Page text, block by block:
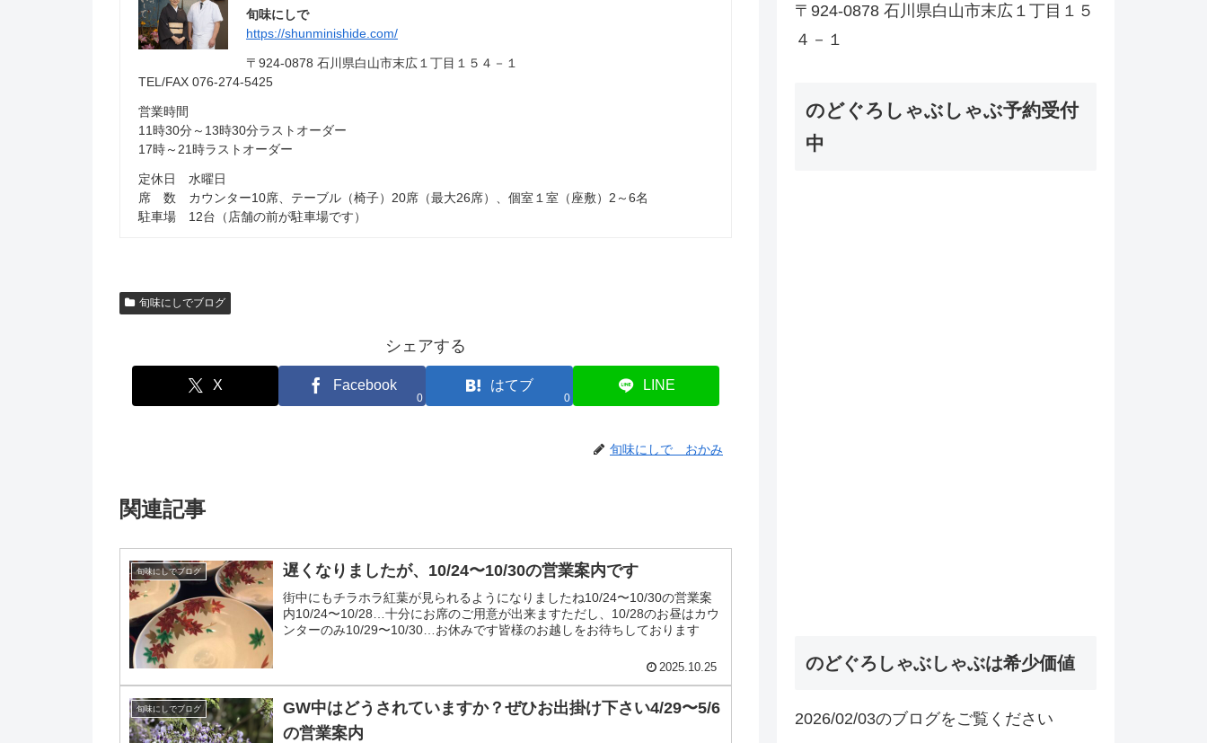
旬味にしで
https://shunminishide.com/
〒924-0878 石川県白山市末広１丁目１５４－１
TEL/FAX 076-274-5425
営業時間
11時30分～13時30分ラストオーダー
17時～21時ラストオーダー
定休日 水曜日
席 数 カウンター10席、テーブル（椅子）20席（最大26席）、個室１室（座敷）2～6名
駐車場 12台（店舗の前が駐車場です）
旬味にしでブログ
シェアする
X Facebook
0
はてブ
0
LINE
旬味にしで おかみ
関連記事
旬味にしでブログ 遅くなりましたが、10/24〜10/30の営業案内です
街中にもチラホラ紅葉が見られるようになりましたね10/24〜10/30の営業案
内10/24〜10/28…十分にお席のご用意が出来ますただし、10/28のお昼はカウ
ンターのみ10/29〜10/30…お休みです皆様のお越しをお待ちしております
2025.10.25
旬味にしでブログ
GW中はどうされていますか？ぜひお出掛け下さい4/29〜5/6
の営業案内
〒924-0878 石川県白山市末広１丁目１５
４－１
のどぐろしゃぶしゃぶ予約受付
中
のどぐろしゃぶしゃぶは希少価値
2026/02/03のブログをご覧ください